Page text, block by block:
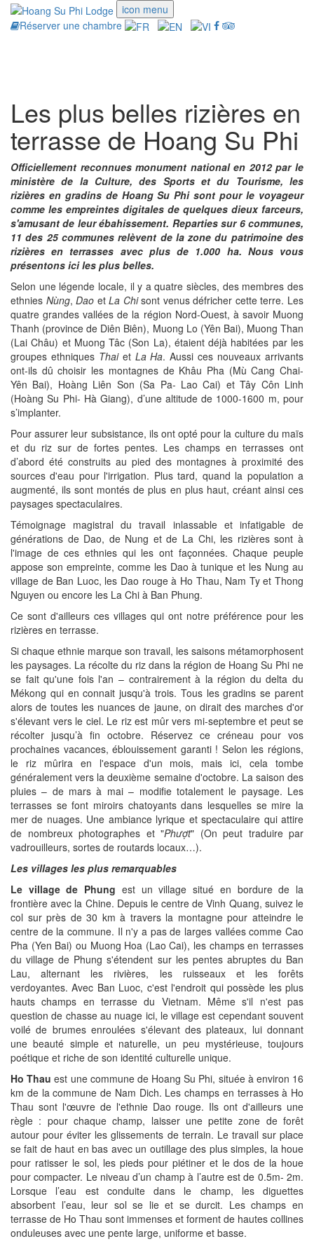
icon menu
Réserver une chambre
Les plus belles rizières en
terrasse de Hoang Su Phi
Officiellement reconnues monument national en 2012 par le
ministère de la Culture, des Sports et du Tourisme, les
rizières en gradins de Hoang Su Phi sont pour le voyageur
comme les empreintes digitales de quelques dieux farceurs,
s'amusant de leur ébahissement. Reparties sur 6 communes,
11 des 25 communes relèvent de la zone du patrimoine des
rizières en terrasses avec plus de 1.000 ha. Nous vous
présentons ici les plus belles.
Selon une légende locale, il y a quatre siècles, des membres des
ethnies Nùng,Dao etLa Chisont venus défricher cette terre. Les
quatre grandes vallées de la région Nord-Ouest, à savoir Muong
Thanh (province de Diên Biên), Muong Lo (Yên Bai), Muong Than
(Lai Châu) et Muong Tâc (Son La), étaient déjà habitées par les
groupes ethniques Thai et La Ha. Aussi ces nouveaux arrivants
ont-ils dû choisir les montagnes de Khâu Pha (Mù Cang Chai-
Yên Bai), Hoàng Liên Son (Sa Pa- Lao Cai) et Tây Côn Linh
(Hoàng Su Phi- Hà Giang), d’une altitude de 1000-1600 m, pour
s’implanter.
Pour assurer leur subsistance, ils ont opté pour la culture du maïs
et du riz sur de fortes pentes. Les champs en terrasses ont
d’abord été construits au pied des montagnes à proximité des
sources d'eau pour l'irrigation. Plus tard, quand la population a
augmenté, ils sont montés de plus en plus haut, créant ainsi ces
paysages spectaculaires.
Témoignage magistral du travail inlassable et infatigable de
générations de Dao, de Nung et de La Chi, les rizières sont à
l'image de ces ethnies qui les ont façonnées. Chaque peuple
appose son empreinte, comme les Dao à tunique et les Nung au
village de Ban Luoc, les Dao rouge à Ho Thau, Nam Ty et Thong
Nguyen ou encore les La Chi à Ban Phung.
Ce sont d'ailleurs ces villages qui ont notre préférence pour les
rizières en terrasse.
Si chaque ethnie marque son travail, les saisons métamorphosent
les paysages. La récolte du riz dans la région de Hoang Su Phi ne
se fait qu'une fois l'an – contrairement à la région du delta du
Mékong qui en connait jusqu'à trois. Tous les gradins se parent
alors de toutes les nuances de jaune, on dirait des marches d'or
s'élevant vers le ciel. Le riz est mûr vers mi-septembre et peut se
récolter jusqu’à fin octobre. Réservez ce créneau pour vos
prochaines vacances, éblouissement garanti ! Selon les régions,
le riz mûrira en l'espace d'un mois, mais ici, cela tombe
généralement vers la deuxième semaine d'octobre. La saison des
pluies – de mars à mai – modifie totalement le paysage. Les
terrasses se font miroirs chatoyants dans lesquelles se mire la
mer de nuages. Une ambiance lyrique et spectaculaire qui attire
de nombreux photographes et "Phượt" (On peut traduire par
vadrouilleurs, sortes de routards locaux…).
Les villages les plus remarquables
Le village de Phung est un village situé en bordure de la
frontière avec la Chine. Depuis le centre de Vinh Quang, suivez le
col sur près de 30 km à travers la montagne pour atteindre le
centre de la commune. Il n'y a pas de larges vallées comme Cao
Pha (Yen Bai) ou Muong Hoa (Lao Cai), les champs en terrasses
du village de Phung s'étendent sur les pentes abruptes du Ban
Lau, alternant les rivières, les ruisseaux et les forêts
verdoyantes. Avec Ban Luoc, c'est l'endroit qui possède les plus
hauts champs en terrasse du Vietnam. Même s'il n'est pas
question de chasse au nuage ici, le village est cependant souvent
voilé de brumes enroulées s'élevant des plateaux, lui donnant
une beauté simple et naturelle, un peu mystérieuse, toujours
poétique et riche de son identité culturelle unique.
Ho Thau est une commune de Hoang Su Phi, située à environ 16
km de la commune de Nam Dich. Les champs en terrasses à Ho
Thau sont l'œuvre de l'ethnie Dao rouge. Ils ont d'ailleurs une
règle : pour chaque champ, laisser une petite zone de forêt
autour pour éviter les glissements de terrain. Le travail sur place
se fait de haut en bas avec un outillage des plus simples, la houe
pour ratisser le sol, les pieds pour piétiner et le dos de la houe
pour compacter. Le niveau d’un champ à l’autre est de 0.5m- 2m.
Lorsque l’eau est conduite dans le champ, les diguettes
absorbent l’eau, leur sol se lie et se durcit. Les champs en
terrasse de Ho Thau sont immenses et forment de hautes collines
onduleuses avec une pente large, uniforme et basse.